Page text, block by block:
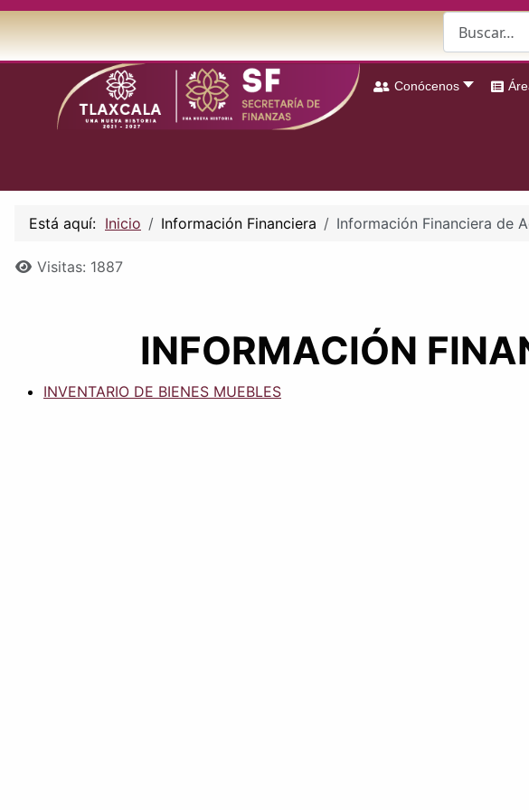
Conócenos
Está aquí: Inicio Información Financiera Información Financiera de
Detalles
Visitas: 1887
INFORMACIÓN
INVENTARIO DE BIENES MUEBLES